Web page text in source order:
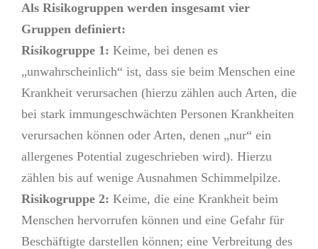
Als Risikogruppen werden insgesamt vier
Gruppen definiert:
Risikogruppe 1: Keime, bei denen es
„unwahrscheinlich“ ist, dass sie beim Menschen eine
Krankheit verursachen (hierzu zählen auch Arten, die
bei stark immungeschwächten Personen Krankheiten
verursachen können oder Arten, denen „nur“ ein
allergenes Potential zugeschrieben wird). Hierzu
zählen bis auf wenige Ausnahmen Schimmelpilze.
Risikogruppe 2: Keime, die eine Krankheit beim
Menschen hervorrufen können und eine Gefahr für
Beschäftigte darstellen können; eine Verbreitung des